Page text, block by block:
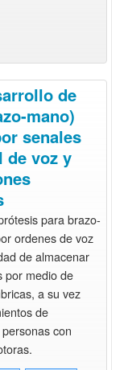
de
mano)
senales
de voz y
para brazo-
ordenes de voz
de almacenar
por medio de
a su vez
de
con